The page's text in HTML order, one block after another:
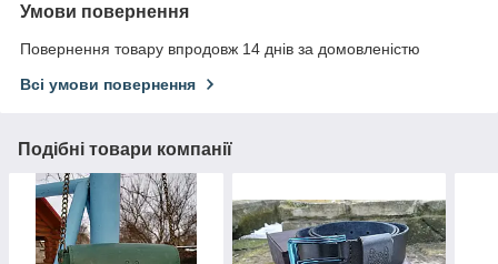
Умови повернення
Повернення товару впродовж 14 днів за домовленістю
Всі умови повернення
Подібні товари компанії